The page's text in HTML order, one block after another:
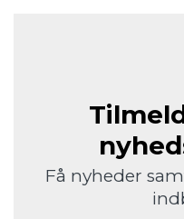
Få nyheder